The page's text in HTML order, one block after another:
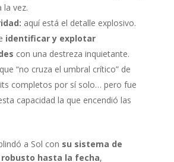
la vez.
aquí está el detalle explosivo.
identificar y explotar
con una destreza inquietante.
“no cruza el umbral crítico” de
completos por sí solo… pero fue
capacidad la que encendió las
a Sol con su sistema de
hasta la fecha,